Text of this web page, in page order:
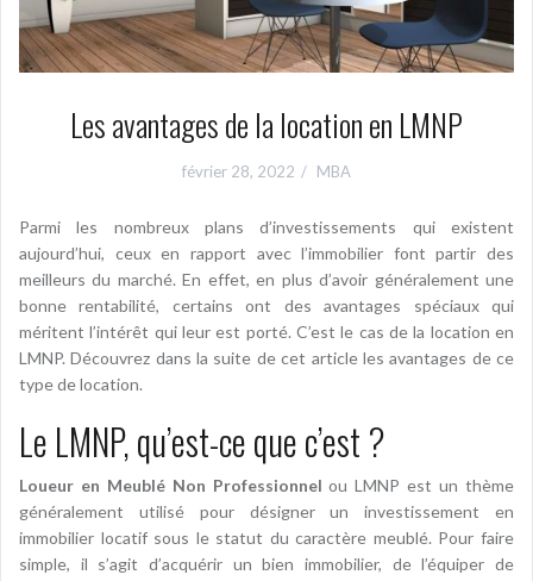
Les avantages de la location en LMNP
février 28, 2022 MBA
Parmi les nombreux plans d’investissements qui existent
aujourd’hui, ceux en rapport avec l’immobilier font partir des
meilleurs du marché. En effet, en plus d’avoir généralement une
bonne rentabilité, certains ont des avantages spéciaux qui
méritent l’intérêt qui leur est porté. C’est le cas de la location en
LMNP. Découvrez dans la suite de cet article les avantages de ce
type de location.
Le LMNP, qu’est-ce que c’est ?
Loueur en Meublé Non Professionnel ou LMNP est un thème
généralement utilisé pour désigner un investissement en
immobilier locatif sous le statut du caractère meublé. Pour faire
simple, il s’agit d’acquérir un bien immobilier, de l’équiper de